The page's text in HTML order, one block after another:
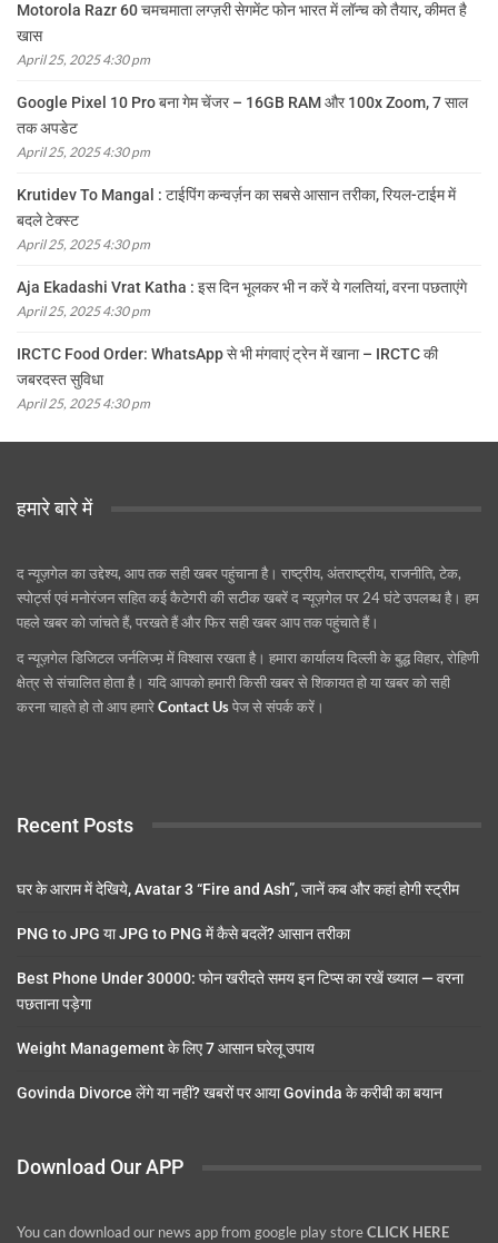
Motorola Razr 60 चमचमाता लग्ज़री सेगमेंट फोन भारत में लॉन्च को तैयार, कीमत है
खास
April 25, 2025 4:30 pm
Google Pixel 10 Pro बना गेम चेंजर – 16GB RAM और 100x Zoom, 7 साल
तक अपडेट
April 25, 2025 4:30 pm
Krutidev To Mangal : टाईपिंग कन्वर्ज़न का सबसे आसान तरीका, रियल-टाईम में
बदले टेक्स्ट
April 25, 2025 4:30 pm
Aja Ekadashi Vrat Katha : इस दिन भूलकर भी न करें ये गलतियां, वरना पछताएंगे
April 25, 2025 4:30 pm
IRCTC Food Order: WhatsApp से भी मंगवाएं ट्रेन में खाना – IRCTC की
जबरदस्त सुविधा
April 25, 2025 4:30 pm
हमारे बारे में
द न्यूज़गेल का उद्देश्य, आप तक सही खबर पहुंचाना है। राष्ट्रीय, अंतराष्ट्रीय, राजनीति, टेक,
स्पोर्ट्स एवं मनोरंजन सहित कई कैटेगरी की सटीक खबरें द न्यूज़गेल पर 24 घंटे उपलब्ध है। हम
पहले खबर को जांचते हैं, परखते हैं और फिर सही खबर आप तक पहुंचाते हैं।
द न्यूज़गेल डिजिटल जर्नलिज्म़ में विश्वास रखता है। हमारा कार्यालय दिल्ली के बुद्ध विहार, रोहिणी
क्षेत्र से संचालित होता है। यदि आपको हमारी किसी खबर से शिकायत हो या खबर को सही
करना चाहते हो तो आप हमारेContact Usपेज से संपर्क करें।
Recent Posts
घर के आराम में देखिये, Avatar 3 “Fire and Ash”, जानें कब और कहां होगी स्ट्रीम
PNG to JPG या JPG to PNG में कैसे बदलें? आसान तरीका
Best Phone Under 30000: फोन खरीदते समय इन टिप्स का रखें ख्याल — वरना
पछताना पड़ेगा
Weight Management के लिए 7 आसान घरेलू उपाय
Govinda Divorce लेंगे या नहीं? खबरों पर आया Govinda के करीबी का बयान
Download Our APP
You can download our news app from google play storeCLICK HERE